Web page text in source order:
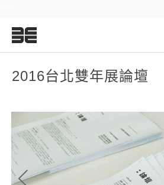
2016台北雙年展論壇